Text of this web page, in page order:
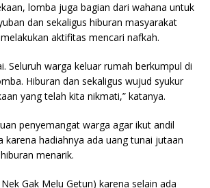
lomba juga bagian dari wahana untuk
dan sekaligus hiburan masyarakat
aktifitas mencari nafkah.
Seluruh warga keluar rumah berkumpul di
Hiburan dan sekaligus wujud syukur
yang telah kita nikmati,” katanya.
penyemangat warga agar ikut andil
karena hadiahnya ada uang tunai jutaan
menarik.
Gak Melu Getun) karena selain ada